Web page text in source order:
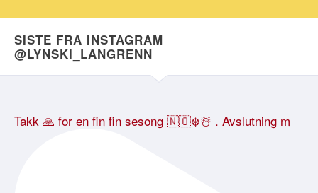
SISTE FRA INSTAGRAM
@LYNSKI_LANGRENN
Takk 🙏 for en fin fin sesong 🇳🇴❄️☃️ . Avslutning m